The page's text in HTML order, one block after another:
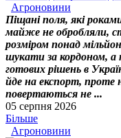
Агроновини
Піщані поля, які
майже не обробляли,
розміром понад
шукати за кордоном, а
готових рішень в
йде на експорт, проте
повертаються не ...
05 серпня 2026
Більше
Агроновини